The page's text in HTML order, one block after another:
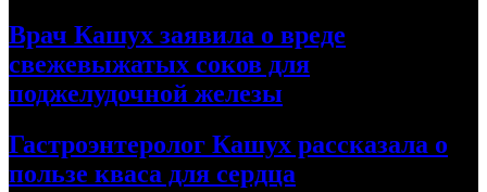
Врач Кашух заявила о вреде
свежевыжатых соков для
поджелудочной железы
Гастроэнтеролог Кашух рассказала о
пользе кваса для сердца